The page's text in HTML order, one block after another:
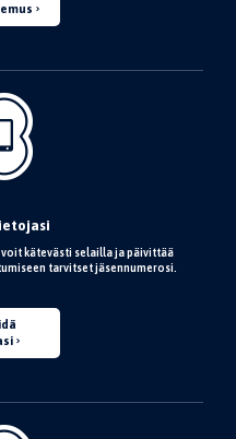
kätevästi selailla ja päivittää
tarvitset jäsennumerosi.